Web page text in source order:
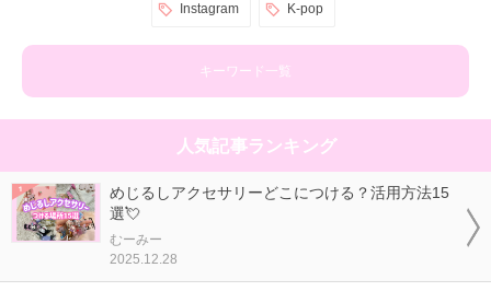
Instagram K-pop
キーワード一覧
人気記事ランキング
めじるしアクセサリーどこにつける？活用方法15
選💘
むーみー
2025.12.28